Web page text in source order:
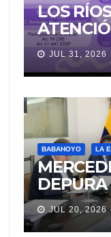
LOS
PARA
JUL 31, 2026
BABAHOYO LA
DEPURA
JUL 20, 2026